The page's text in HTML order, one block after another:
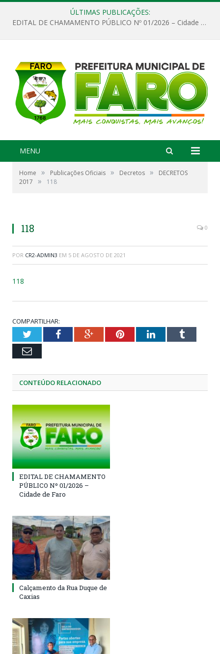
ÚLTIMAS PUBLICAÇÕES:
EDITAL DE CHAMAMENTO PÚBLICO Nº 01/2026 – Cidade de Faro
MENU
Home » Publicações Oficiais » Decretos »
DECRETOS
2017
» 118
118 0
POR CR2-ADMIN3 EM 5 DE AGOSTO DE 2021
118
COMPARTILHAR:
TwitterFacebookGoogle+PinterestLinkedInTumblr
Email
CONTEÚDO RELACIONADO
EDITAL DE CHAMAMENTO
PÚBLICO Nº 01/2026 –
Cidade de Faro
Calçamento da Rua Duque de
Caxias